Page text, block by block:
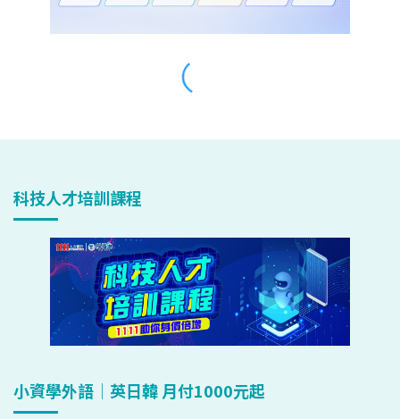
科技人才培訓課程
小資學外語｜英日韓 月付1000元起